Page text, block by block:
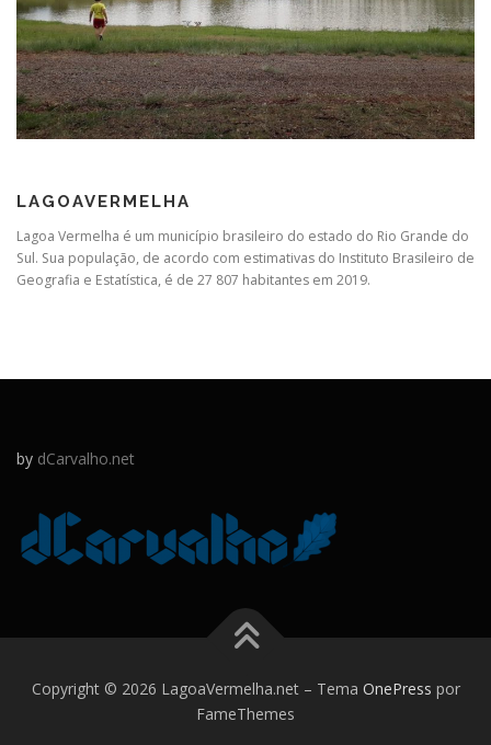
LAGOAVERMELHA
Lagoa Vermelha é um município brasileiro do estado do Rio Grande do
Sul. Sua população, de acordo com estimativas do Instituto Brasileiro de
Geografia e Estatística, é de 27 807 habitantes em 2019.
by dCarvalho.net
Copyright © 2026 LagoaVermelha.net – Tema OnePress por
FameThemes